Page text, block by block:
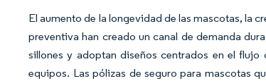
El aumento de la longevidad de las mascotas, la
preventiva han creado un canal de demanda
sillones y adoptan diseños centrados en el
equipos. Las pólizas de seguro para mascotas